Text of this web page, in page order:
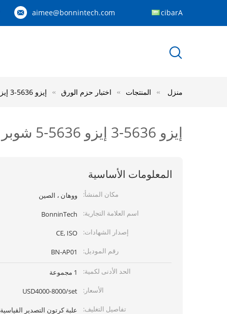
aimee@bonnintech.com Arabic
منزل المنتجات اختبار حزم الورق إيزو 5636-3 إيزو 5636-5 شوبر بيندتسن Gurley اختبار نفوذ الهواء الورق
إيزو 5636-3 إيزو 5636-5 شوبر بيندتسن Gurley اختبار نفوذ الهواء الورق
المعلومات الأساسية
مكان المنشأ:
ووهان ، الصين
اسم العلامة التجارية:
BonninTech
إصدار الشهادات:
CE, ISO
رقم الموديل:
BN-AP01
الحد الأدنى لكمية:
1 مجموعة
الأسعار:
USD4000-8000/set
تفاصيل التغليف:
علبة كرتون التصدير القياسية